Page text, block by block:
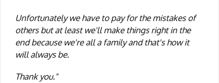
Unfortunately we have to pay for the mistakes of
others but at least we'll make things right in the
end because we're all a family and that's how it
will always be.
Thank you."